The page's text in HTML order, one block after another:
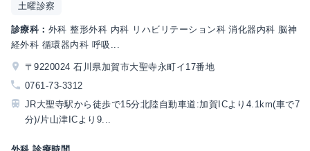
土曜診察
診療科： 外科 整形外科 内科 リハビリテーション科 消化器内科 脳神
経外科 循環器内科 呼吸...
〒9220024 石川県加賀市大聖寺永町イ17番地
0761-73-3312
JR大聖寺駅から徒歩で15分北陸自動車道:加賀ICより4.1km(車で7
分)/片山津ICより9...